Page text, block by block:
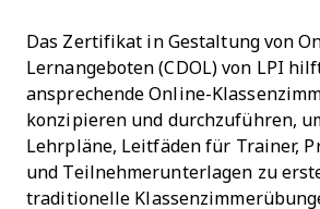
Das Zertifikat in Gestaltung von
Lernangeboten (CDOL) von LPI
ansprechende Online-
konzipieren und durchzuführen,
Lehrpläne, Leitfäden für Trainer,
und Teilnehmerunterlagen zu
traditionelle